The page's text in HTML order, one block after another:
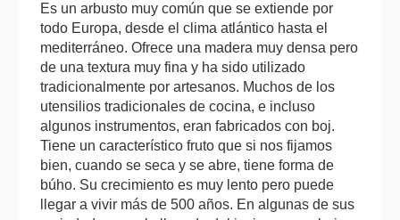
Es un arbusto muy común que se extiende por
todo Europa, desde el clima atlántico hasta el
mediterráneo. Ofrece una madera muy densa pero
de una textura muy fina y ha sido utilizado
tradicionalmente por artesanos. Muchos de los
utensilios tradicionales de cocina, e incluso
algunos instrumentos, eran fabricados con boj.
Tiene un característico fruto que si nos fijamos
bien, cuando se seca y se abre, tiene forma de
búho. Su crecimiento es muy lento pero puede
llegar a vivir más de 500 años. En algunas de sus